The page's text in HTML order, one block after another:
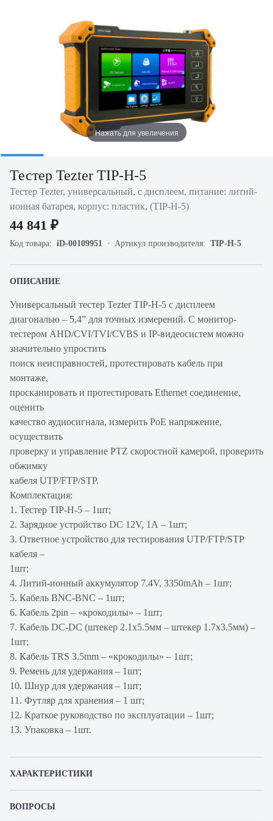
Нажать для увеличения
Тестер Tezter TIP-H-5
Тестер Tezter, универсальный, с дисплеем, питание: литий-
ионная батарея, корпус: пластик, (TIP-H-5)
44 841 ₽
Код товара: iD-00109951 Артикул производителя: TIP-H-5
ОПИСАНИЕ
Универсальный тестер Tezter TIP-H-5 с дисплеем
диагональю – 5,4” для точных измерений. С монитор-
тестером AHD/CVI/TVI/CVBS и IP-видеосистем можно
значительно упростить
поиск неисправностей, протестировать кабель при
монтаже,
просканировать и протестировать Ethernet соединение,
оценить
качество аудиосигнала, измерить PoE напряжение,
осуществить
проверку и управление PTZ скоростной камерой, проверить
обжимку
кабеля UTP/FTP/STP.
Комплектация:
1. Тестер TIP-H-5 – 1шт;
2. Зарядное устройство DC 12V, 1A – 1шт;
3. Ответное устройство для тестирования UTP/FTP/STP
кабеля –
1шт;
4. Литий-ионный аккумулятор 7.4V, 3350mAh – 1шт;
5. Кабель BNC-BNC – 1шт;
6. Кабель 2pin – «крокодилы» – 1шт;
7. Кабель DC-DC (штекер 2.1х5.5мм – штекер 1.7х3.5мм) –
1шт;
8. Кабель TRS 3.5mm – «крокодилы» – 1шт;
9. Ремень для удержания – 1шт;
10. Шнур для удержания – 1шт;
11. Футляр для хранения – 1 шт;
12. Краткое руководство по эксплуатации – 1шт;
13. Упаковка – 1шт.
ХАРАКТЕРИСТИКИ
ВОПРОСЫ